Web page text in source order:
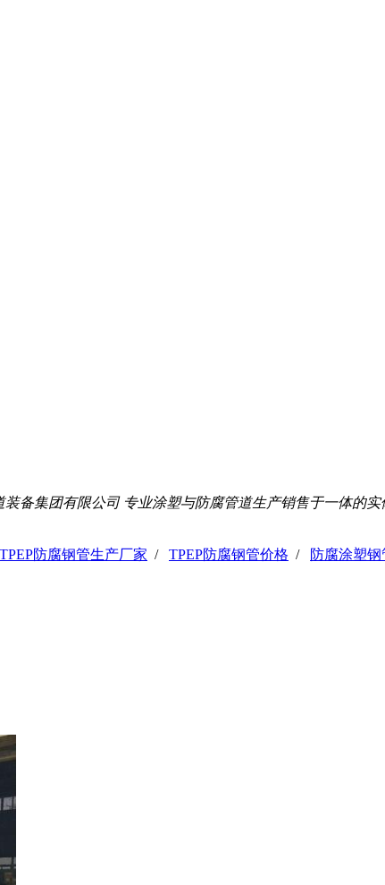
装备集团有限公司 专业涂塑与防腐管道生产销售于一体的实
TPEP防腐钢管生产厂家 / TPEP防腐钢管价格 / 防腐涂塑钢